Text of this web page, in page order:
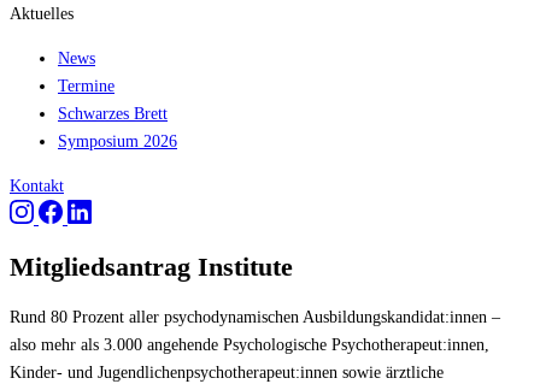
Aktuelles
News
Termine
Schwarzes Brett
Symposium 2026
Kontakt
Mitgliedsantrag Institute
Rund 80 Prozent aller psychodynamischen Ausbildungskandidat:innen –
also mehr als 3.000 angehende Psychologische Psychotherapeut:innen,
Kinder- und Jugendlichenpsychotherapeut:innen sowie ärztliche